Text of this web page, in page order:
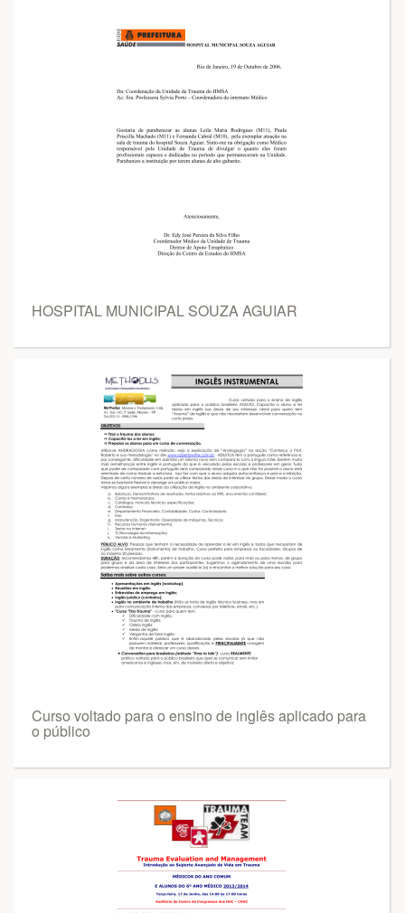
HOSPITAL MUNICIPAL SOUZA AGUIAR
Curso voltado para o ensino de inglês aplicado para
o público